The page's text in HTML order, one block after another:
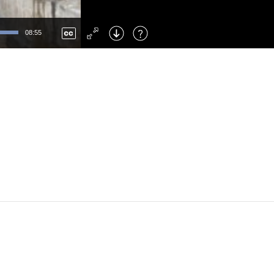
08:55
Right : Skip Forward
: Toggle Fullscreen